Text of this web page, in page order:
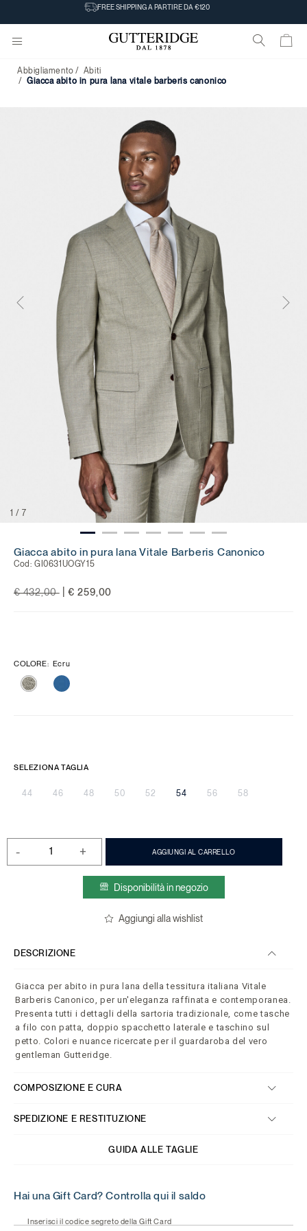
FREE SHIPPING A PARTIRE DA €120
Abbigliamento
Abiti
giacca abito in pura lana vitale barberis canonico
1 /7
Giacca abito in pura lana Vitale Barberis Canonico
Cod: GI0631UOGY15
Price reduced from
€ 432,00 to€ 259,00
COLORE: Ecru
SELEZIONA TAGLIA
44 46 48 50 52 54 56 58
- + AGGIUNGI AL CARRELLO
Disponibilità in negozio
Aggiungi alla wishlist
DESCRIZIONE
Giacca per abito in pura lana della tessitura italiana Vitale
Barberis Canonico, per un'eleganza raffinata e contemporanea.
Presenta tutti i dettagli della sartoria tradizionale, come tasche
a filo con patta, doppio spacchetto laterale e taschino sul
petto. Colori e nuance ricercate per il guardaroba del vero
gentleman Gutteridge.
COMPOSIZIONE E CURA
SPEDIZIONE E RESTITUZIONE
GUIDA ALLE TAGLIE
Hai una Gift Card? Controlla qui il saldo
Inserisci il codice segreto della Gift Card